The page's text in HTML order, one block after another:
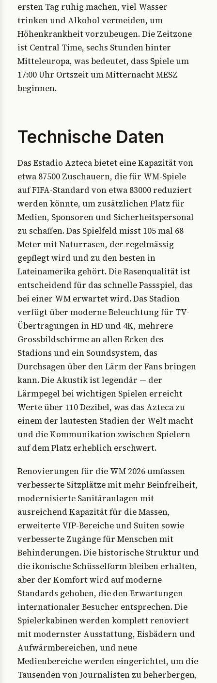
ersten Tag ruhig machen, viel Wasser
trinken und Alkohol vermeiden, um
Höhenkrankheit vorzubeugen. Die Zeitzone
ist Central Time, sechs Stunden hinter
Mitteleuropa, was bedeutet, dass Spiele um
17:00 Uhr Ortszeit um Mitternacht MESZ
beginnen.
Technische Daten
Das Estadio Azteca bietet eine Kapazität von
etwa 87500 Zuschauern, die für WM-Spiele
auf FIFA-Standard von etwa 83000 reduziert
werden könnte, um zusätzlichen Platz für
Medien, Sponsoren und Sicherheitspersonal
zu schaffen. Das Spielfeld misst 105 mal 68
Meter mit Naturrasen, der regelmässig
gepflegt wird und zu den besten in
Lateinamerika gehört. Die Rasenqualität ist
entscheidend für das schnelle Passspiel, das
bei einer WM erwartet wird. Das Stadion
verfügt über moderne Beleuchtung für TV-
Übertragungen in HD und 4K, mehrere
Grossbildschirme an allen Ecken des
Stadions und ein Soundsystem, das
Durchsagen über den Lärm der Fans bringen
kann. Die Akustik ist legendär — der
Lärmpegel bei wichtigen Spielen erreicht
Werte über 110 Dezibel, was das Azteca zu
einem der lautesten Stadien der Welt macht
und die Kommunikation zwischen Spielern
auf dem Platz erheblich erschwert.
Renovierungen für die WM 2026 umfassen
verbesserte Sitzplätze mit mehr Beinfreiheit,
modernisierte Sanitäranlagen mit
ausreichend Kapazität für die Massen,
erweiterte VIP-Bereiche und Suiten sowie
verbesserte Zugänge für Menschen mit
Behinderungen. Die historische Struktur und
die ikonische Schüsselform bleiben erhalten,
aber der Komfort wird auf moderne
Standards gehoben, die den Erwartungen
internationaler Besucher entsprechen. Die
Spielerkabinen werden komplett renoviert
mit modernster Ausstattung, Eisbädern und
Aufwärmbereichen, und neue
Medienbereiche werden eingerichtet, um die
Tausenden von Journalisten zu beherbergen,